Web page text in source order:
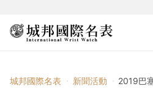
城邦國際名表 新聞活動 2019巴塞爾